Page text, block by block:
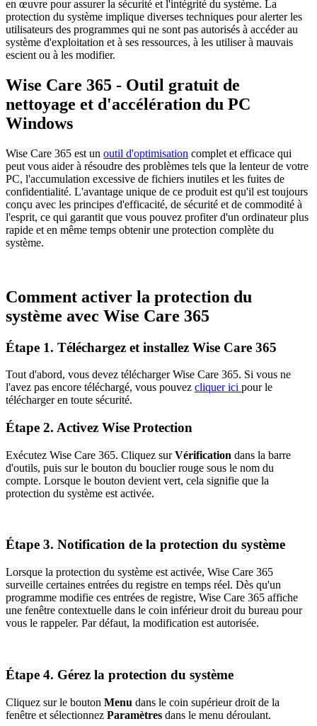
en œuvre pour assurer la sécurité et l'intégrité du système. La
protection du système implique diverses techniques pour alerter les
utilisateurs des programmes qui ne sont pas autorisés à accéder au
système d'exploitation et à ses ressources, à les utiliser à mauvais
escient ou à les modifier.
Wise Care 365 - Outil gratuit de
nettoyage et d'accélération du PC
Windows
Wise Care 365 est un outil d'optimisation complet et efficace qui
peut vous aider à résoudre des problèmes tels que la lenteur de votre
PC, l'accumulation excessive de fichiers inutiles et les fuites de
confidentialité. L'avantage unique de ce produit est qu'il est toujours
conçu avec les principes d'efficacité, de sécurité et de commodité à
l'esprit, ce qui garantit que vous pouvez profiter d'un ordinateur plus
rapide et en même temps obtenir une protection complète du
système.
Comment activer la protection du
système avec Wise Care 365
Étape 1. Téléchargez et installez Wise Care 365
Tout d'abord, vous devez télécharger Wise Care 365. Si vous ne
l'avez pas encore téléchargé, vous pouvez cliquer ici pour le
télécharger en toute sécurité.
Étape 2. Activez Wise Protection
Exécutez Wise Care 365. Cliquez surVérification dans la barre
d'outils, puis sur le bouton du bouclier rouge sous le nom du
compte. Lorsque le bouton devient vert, cela signifie que la
protection du système est activée.
Étape 3. Notification de la protection du système
Lorsque la protection du système est activée, Wise Care 365
surveille certaines entrées du registre en temps réel. Dès qu'un
programme modifie ces entrées de registre, Wise Care 365 affiche
une fenêtre contextuelle dans le coin inférieur droit du bureau pour
vous le rappeler. Par défaut, la modification est autorisée.
Étape 4. Gérez la protection du système
Cliquez sur le bouton Menu dans le coin supérieur droit de la
fenêtre et sélectionnez Paramètres dans le menu déroulant.